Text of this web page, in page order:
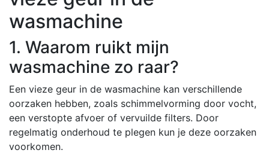
wasmachine
1. Waarom ruikt mijn
wasmachine zo raar?
Een vieze geur in de wasmachine kan verschillende
oorzaken hebben, zoals schimmelvorming door vocht,
een verstopte afvoer of vervuilde filters. Door
regelmatig onderhoud te plegen kun je deze oorzaken
voorkomen.